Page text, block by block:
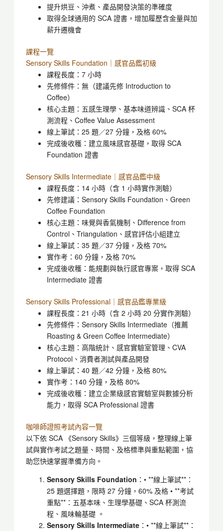
提升烘豆、沖煮、產品開發決策的準確度
取得全球通用的 SCA 證書，增加履歷含金量與加
薪升遷機會
課程一覽
Sensory Skills Foundation｜感官品鑑初級
課程長度：7 小時
先修條件：無（建議先修 Introduction to
Coffee）
核心主題：五感生理學、基本味道辨識、SCA 杯
測流程、Coffee Value Assessment
線上筆試：25 題／27 分鐘，及格 60%
完成後收穫：建立風味感官基礎，取得 SCA
Foundation 證書
Sensory Skills Intermediate｜感官品鑑中級
課程長度：14 小時（含 1 小時實作測驗）
先修建議：Sensory Skills Foundation、Green
Coffee Foundation
核心主題：味覺與香氣機制、Difference from
Control、Triangulation、感官評估小組建立
線上筆試：35 題／37 分鐘，及格 70%
實作考：60 分鐘，及格 70%
完成後收穫：能規劃與執行感官專案，取得 SCA
Intermediate 證書
Sensory Skills Professional｜感官品鑑專業級
課程長度：21 小時（含 2 小時 20 分實作測驗）
先修條件：Sensory Skills Intermediate（推薦
Roasting & Green Coffee Intermediate）
核心主題：高階統計、感官實驗室管理、CVA
Protocol、消費者測試與產品開發
線上筆試：40 題／42 分鐘，及格 80%
實作考：140 分鐘，及格 80%
完成後收穫：建立企業級感官實驗室與數據分析
能力，取得 SCA Professional 證書
咖啡師證照考試內容一覽
以下依 SCA 《Sensory Skills》三個等級，整理線上筆
試與實作考試之題量、時間、及格標準與重點範圍，協
助您快速掌握準備方向。
Sensory Skills Foundation ：• **線上筆試**：
25 題選擇題，限時 27 分鐘，60% 及格 • **考試
重點**：五基本味、生理學基礎、SCA 杯測流
程、風味輪基礎 。
Sensory Skills Intermediate：• **線上筆試**：